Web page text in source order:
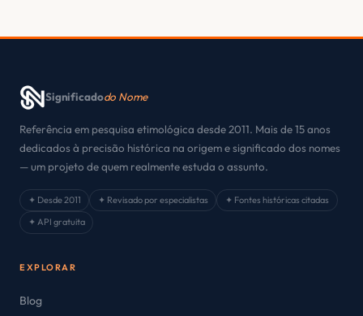
Significadodo Nome
Referência em pesquisa etimológica desde 2011. Mais de 15 anos
dedicados à precisão histórica na origem e significado dos nomes
— um projeto de quem realmente estuda o assunto.
✦ Desde 2011 ✦ Revisado por especialistas
✦ Fontes históricas citadas
✦ API gratuita
EXPLORAR
Blog